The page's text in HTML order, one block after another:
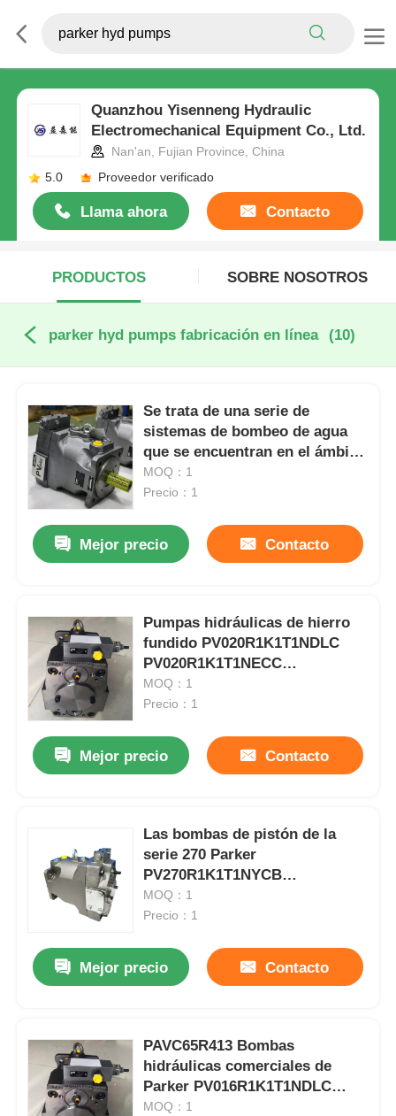
Quanzhou Yisenneng Hydraulic
Electromechanical Equipment Co., Ltd.
Nan'an, Fujian Province, China
5.0
Proveedor verificado
Llama ahora Contacto
PRODUCTOS SOBRE NOSOTROS
parker hyd pumps fabricación en línea (10)
Se trata de una serie de
sistemas de bombeo de agua
que se encuentran en el ámbito
de aplicación de la Directiva
2008/57/CE.
MOQ：1
Precio：1
Mejor precio Contacto
Pumpas hidráulicas de hierro
fundido PV020R1K1T1NDLC
PV020R1K1T1NECC
PV020R1K1T1NMMC
MOQ：1
Precio：1
Mejor precio Contacto
Las bombas de pistón de la
serie 270 Parker
PV270R1K1T1NYCB
PV270R9K1T1NTLC
PAVC1002L4222
MOQ：1
Precio：1
Mejor precio Contacto
PAVC65R413 Bombas
hidráulicas comerciales de
Parker PV016R1K1T1NDLC
PV016R1K1T1NECC
MOQ：1